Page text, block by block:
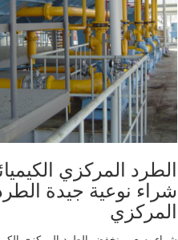
الطرد المركزي
شراء نوعية جيدة
المركزي